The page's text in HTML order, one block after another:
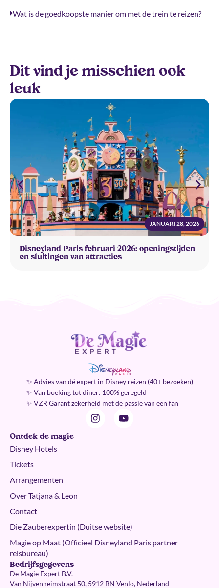
Wat is de goedkoopste manier om met de trein te reizen?
Dit vind je misschien ook
leuk
JANUARI 28, 2026
Disneyland Paris februari 2026: openingstijden
en sluitingen van attracties
✨ Advies van dé expert in Disney reizen (40+ bezoeken)
✨ Van boeking tot diner: 100% geregeld
✨ VZR Garant zekerheid met de passie van een fan
Ontdek de magie
Disney Hotels
Tickets
Arrangementen
Over Tatjana & Leon
Contact
Die Zauberexpertin (Duitse website)
Magie op Maat (Officieel Disneyland Paris partner
reisbureau)
Bedrijfsgegevens
De Magie Expert B.V.
Van Nijvenheimstraat 50, 5912 BN Venlo, Nederland